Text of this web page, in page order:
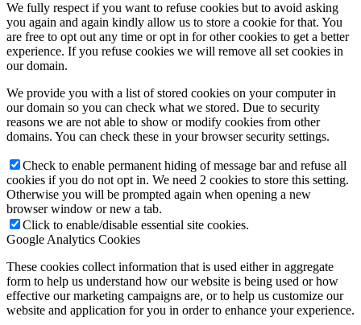
We fully respect if you want to refuse cookies but to avoid asking
you again and again kindly allow us to store a cookie for that. You
are free to opt out any time or opt in for other cookies to get a better
experience. If you refuse cookies we will remove all set cookies in
our domain.
We provide you with a list of stored cookies on your computer in
our domain so you can check what we stored. Due to security
reasons we are not able to show or modify cookies from other
domains. You can check these in your browser security settings.
Check to enable permanent hiding of message bar and refuse all
cookies if you do not opt in. We need 2 cookies to store this setting.
Otherwise you will be prompted again when opening a new
browser window or new a tab.
Click to enable/disable essential site cookies.
Google Analytics Cookies
These cookies collect information that is used either in aggregate
form to help us understand how our website is being used or how
effective our marketing campaigns are, or to help us customize our
website and application for you in order to enhance your experience.